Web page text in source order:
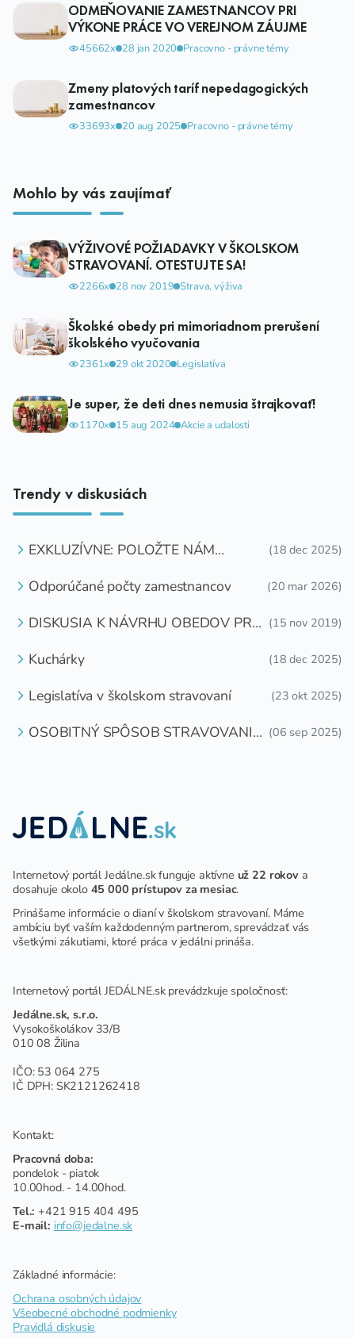
ODMEŇOVANIE ZAMESTNANCOV PRI
VÝKONE PRÁCE VO VEREJNOM ZÁUJME
45662x 28 jan 2020 Pracovno - právne témy
Zmeny platových taríf nepedagogických
zamestnancov
33693x 20 aug 2025 Pracovno - právne témy
Mohlo by vás zaujímať
VÝŽIVOVÉ POŽIADAVKY V ŠKOLSKOM
STRAVOVANÍ. OTESTUJTE SA!
2266x 28 nov 2019 Strava, výživa
Školské obedy pri mimoriadnom prerušení
školského vyučovania
2361x 29 okt 2020 Legislatíva
Je super, že deti dnes nemusia štrajkovať!
1170x 15 aug 2024 Akcie a udalosti
Trendy v diskusiách
EXKLUZÍVNE: POLOŽTE NÁM
(18 dec 2025)
Odporúčané počty zamestnancov (20 mar 2026)
DISKUSIA K NÁVRHU OBEDOV PRE
(15 nov 2019)
Kuchárky (18 dec 2025)
Legislatíva v školskom stravovaní (23 okt 2025)
OSOBITNÝ SPÔSOB STRAVOVANIA (06 sep 2025)
Internetový portál Jedálne.sk funguje aktívne už 22 rokova
dosahuje okolo 45 000 prístupov za mesiac.
Prinášame informácie o dianí v školskom stravovaní. Máme
ambíciu byť vaším každodenným partnerom, sprevádzať vás
všetkými zákutiami, ktoré práca v jedálni prináša.
Internetový portál JEDÁLNE.sk prevádzkuje spoločnosť:
Jedálne.sk, s.r.o.
Vysokoškolákov 33/B
010 08 Žilina
IČO: 53 064 275
IČ DPH: SK2121262418
Kontakt:
Pracovná doba:
pondelok - piatok
10.00hod. - 14.00hod.
Tel.: +421 915 404 495
E-mail: info@jedalne.sk
Základné informácie:
Ochrana osobných údajov
Všeobecné obchodné podmienky
Pravidlá diskusie